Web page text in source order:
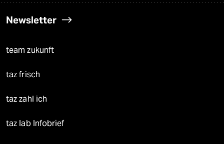
Newsletter
team zukunft
taz frisch
taz zahl ich
taz lab Infobrief